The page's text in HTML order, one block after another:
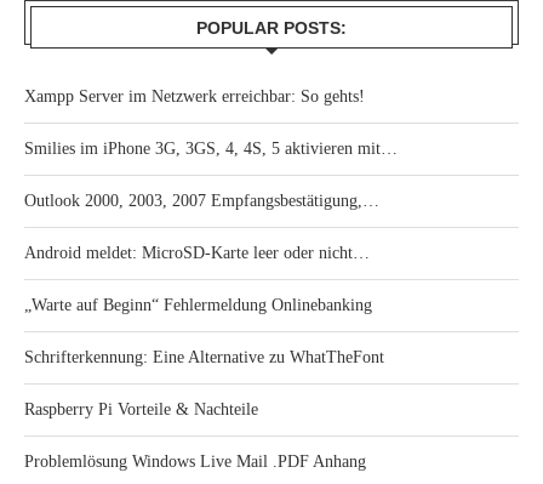
POPULAR POSTS:
Xampp Server im Netzwerk erreichbar: So gehts!
Smilies im iPhone 3G, 3GS, 4, 4S, 5 aktivieren mit…
Outlook 2000, 2003, 2007 Empfangsbestätigung,…
Android meldet: MicroSD-Karte leer oder nicht…
„Warte auf Beginn“ Fehlermeldung Onlinebanking
Schrifterkennung: Eine Alternative zu WhatTheFont
Raspberry Pi Vorteile & Nachteile
Problemlösung Windows Live Mail .PDF Anhang